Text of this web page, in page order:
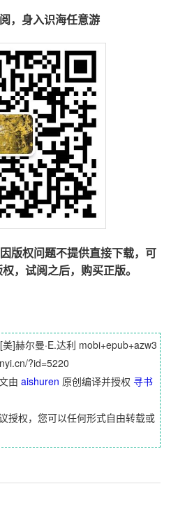
，身入识海任意游
版权问题不提供直接下载，可
，试阅之后，购买正版。
]赫尔曼·E.达利 mobi+epub+azw3
?id=5220
由 aishuren 原创编译并授权 寻书
授权，您可以任何形式自由转载或